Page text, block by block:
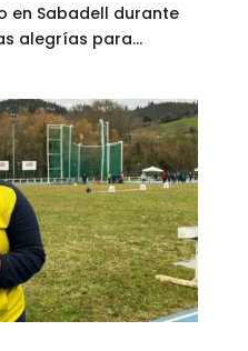
en Sabadell durante
alegrías para...